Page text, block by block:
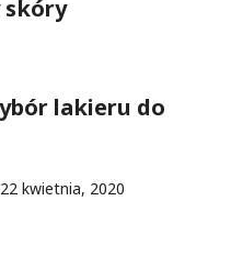
lakieru do
22 kwietnia, 2020